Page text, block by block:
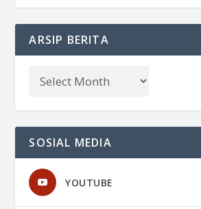
ARSIP BERITA
SOSIAL MEDIA
YOUTUBE